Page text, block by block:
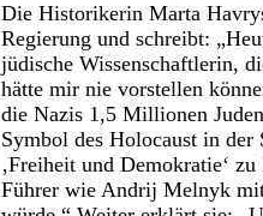
Die Historikerin Marta
Regierung und schreibt:
jüdische Wissenschaftlerin,
hätte mir nie vorstellen
die Nazis 1,5 Millionen
Symbol des Holocaust in
‚Freiheit und Demokratie‘
Führer wie Andrij Melnyk